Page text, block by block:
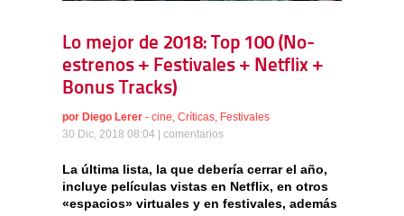
Lo mejor de 2018: Top 100 (No-
estrenos + Festivales + Netflix +
Bonus Tracks)
por Diego Lerer - cine, Críticas, Festivales
30 Dic, 2018 08:04 | comentarios
La última lista, la que debería cerrar el año,
incluye películas vistas en Netflix, en otros
«espacios» virtuales y en festivales, además